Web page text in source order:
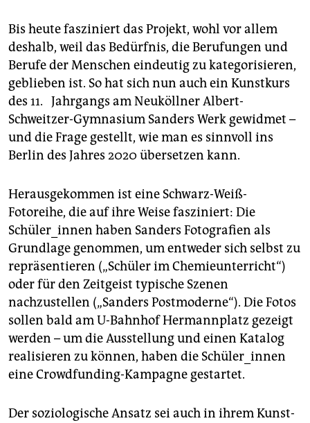
Bis heute fasziniert das Projekt, wohl vor allem
deshalb, weil das Bedürfnis, die Berufungen und
Berufe der Menschen eindeutig zu kategorisieren,
geblieben ist. So hat sich nun auch ein Kunstkurs
des 11. Jahrgangs am Neuköllner Albert-
Schweitzer-Gymnasium Sanders Werk gewidmet –
und die Frage gestellt, wie man es sinnvoll ins
Berlin des Jahres 2020 übersetzen kann.
Herausgekommen ist eine Schwarz-Weiß-
Fotoreihe, die auf ihre Weise fasziniert: Die
Schüler_innen haben Sanders Fotografien als
Grundlage genommen, um entweder sich selbst zu
repräsentieren („Schüler im Chemieunterricht“)
oder für den Zeitgeist typische Szenen
nachzustellen („Sanders Postmoderne“). Die Fotos
sollen bald am U-Bahnhof Hermannplatz gezeigt
werden – um die Ausstellung und einen Katalog
realisieren zu können, haben die Schüler_innen
eine Crowdfunding-Kampagne gestartet.
Der soziologische Ansatz sei auch in ihrem Kunst-